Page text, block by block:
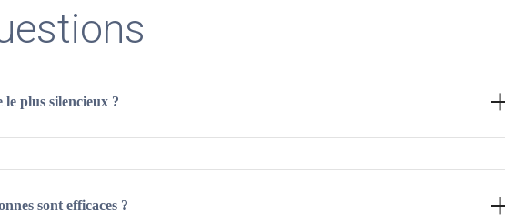
plus silencieux ?
d’un moteurECpeuvent fonctionner à moins de 25 dB(A) en vitesse réduite.
leur faible bruit, on retrouve le
. Il est recommandé de vérifier
lors du choix de votre ventilateur colonne. Notez également qu’une
sont efficaces ?